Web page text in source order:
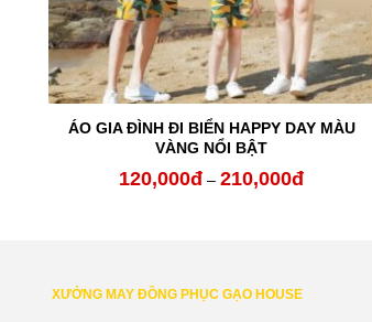
ÁO GIA ĐÌNH ĐI BIỂN HAPPY DAY MÀU
VÀNG NỔI BẬT
120,000đ – 210,000đKhoảng
XƯỞNG MAY ĐỒNG PHỤC GẠO HOUSE